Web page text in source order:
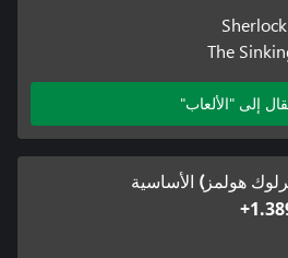
The
إلى "الألعاب"
هولمز) الأساسية